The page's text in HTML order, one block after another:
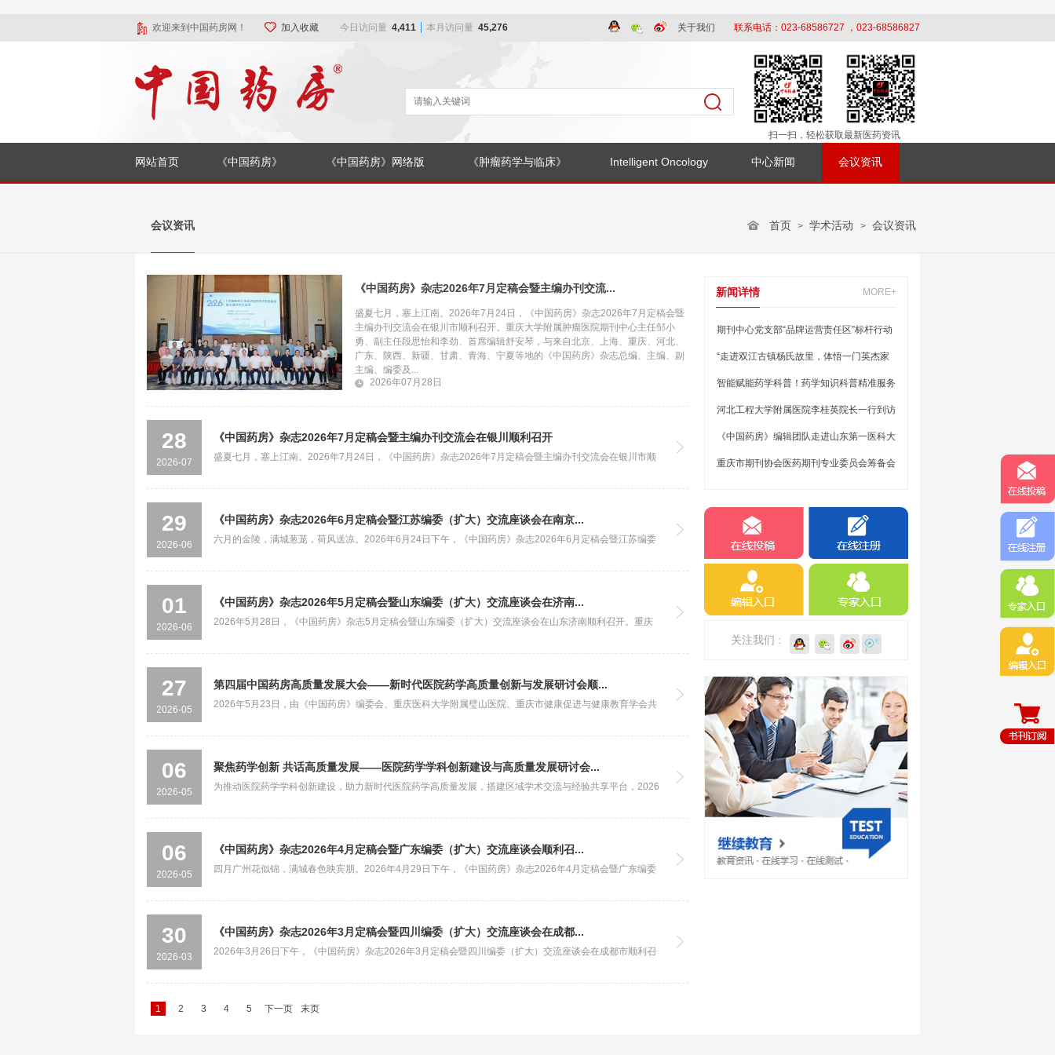
欢迎来到中国药房网！ 加入收藏 今日访问量 4,411 本月访问量 45,276 关于我们 联系电话：023-68586727 ，023-68586827
扫一扫，轻松获取最新医药资讯
网站首页 《中国药房》 《中国药房》网络版 《肿瘤药学与临床》 Intelligent Oncology 中心新闻 会议资讯
会议资讯 首页 > 学术活动 > 会议资讯
《中国药房》杂志2026年7月定稿会暨主编办刊交流...
盛夏七月，塞上江南。2026年7月24日，《中国药房》杂志2026年7月定稿会暨
主编办刊交流会在银川市顺利召开。重庆大学附属肿瘤医院期刊中心主任邹小
勇、副主任段思怡和李劲、首席编辑舒安琴，与来自北京、上海、重庆、河北、
广东、陕西、新疆、甘肃、青海、宁夏等地的《中国药房》杂志总编、主编、副
主编、编委及...
2026年07月28日
28
2026-07
《中国药房》杂志2026年7月定稿会暨主编办刊交流会在银川顺利召开
盛夏七月，塞上江南。2026年7月24日，《中国药房》杂志2026年7月定稿会暨主编办刊交流会在银川市顺
29
2026-06
《中国药房》杂志2026年6月定稿会暨江苏编委（扩大）交流座谈会在南京...
六月的金陵，满城葱茏，荷风送凉。2026年6月24日下午，《中国药房》杂志2026年6月定稿会暨江苏编委
01
2026-06
《中国药房》杂志2026年5月定稿会暨山东编委（扩大）交流座谈会在济南...
2026年5月28日，《中国药房》杂志5月定稿会暨山东编委（扩大）交流座谈会在山东济南顺利召开。重庆
27
2026-05
第四届中国药房高质量发展大会——新时代医院药学高质量创新与发展研讨会顺...
2026年5月23日，由《中国药房》编委会、重庆医科大学附属璧山医院、重庆市健康促进与健康教育学会共
06
2026-05
聚焦药学创新 共话高质量发展——医院药学学科创新建设与高质量发展研讨会...
为推动医院药学学科创新建设，助力新时代医院药学高质量发展，搭建区域学术交流与经验共享平台，2026
06
2026-05
《中国药房》杂志2026年4月定稿会暨广东编委（扩大）交流座谈会顺利召...
四月广州花似锦，满城春色映宾朋。2026年4月29日下午，《中国药房》杂志2026年4月定稿会暨广东编委
30
2026-03
《中国药房》杂志2026年3月定稿会暨四川编委（扩大）交流座谈会在成都...
2026年3月26日下午，《中国药房》杂志2026年3月定稿会暨四川编委（扩大）交流座谈会在成都市顺利召
1 2 3 4 5 下一页 末页
新闻详情 MORE+
期刊中心党支部“品牌运营责任区”标杆行动
暨蓉城头部医院药学部门参访交流活动顺利
“走进双江古镇杨氏故里，体悟一门英杰家
国情怀”——期刊中心党支部赴潼南杨闇公
智能赋能药学科普！药学知识科普精准服务
平台全新上线！
河北工程大学附属医院李桂英院长一行到访
重庆大学附属肿瘤医院期刊中心开展办刊交
《中国药房》编辑团队走进山东第一医科大
学附属肿瘤医院药学部交流座谈
重庆市期刊协会医药期刊专业委员会筹备会
关注我们 :